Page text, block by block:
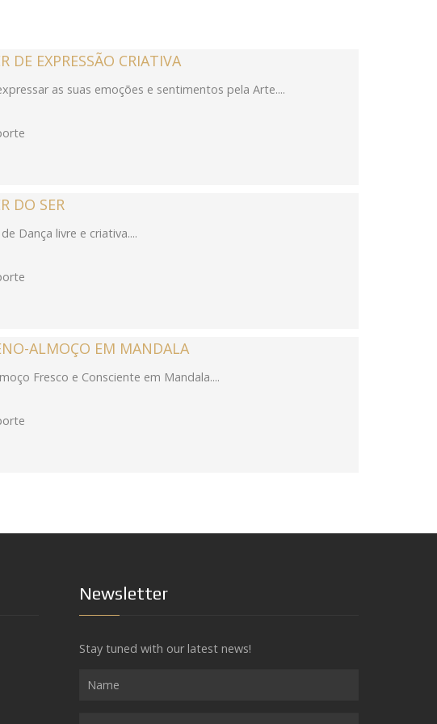
DE EXPRESSÃO CRIATIVA
as suas emoções e sentimentos pela Arte....
DO SER
Dança livre e criativa....
ALMOÇO EM MANDALA
Fresco e Consciente em Mandala....
Newsletter
Stay tuned with our latest news!